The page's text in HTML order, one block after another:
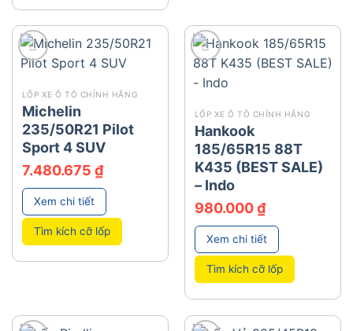
LỐP XE Ô TÔ CHÍNH HÃNG
Michelin
235/50R21 Pilot
Sport 4 SUV
7.480.675 ₫
Xem chi tiết
Tìm kích cỡ lốp
add
LỐP XE Ô TÔ CHÍNH HÃNG
Hankook
185/65R15 88T
K435 (BEST SALE)
– Indo
980.000₫
Xem chi tiết
Tìm kích cỡ lốp